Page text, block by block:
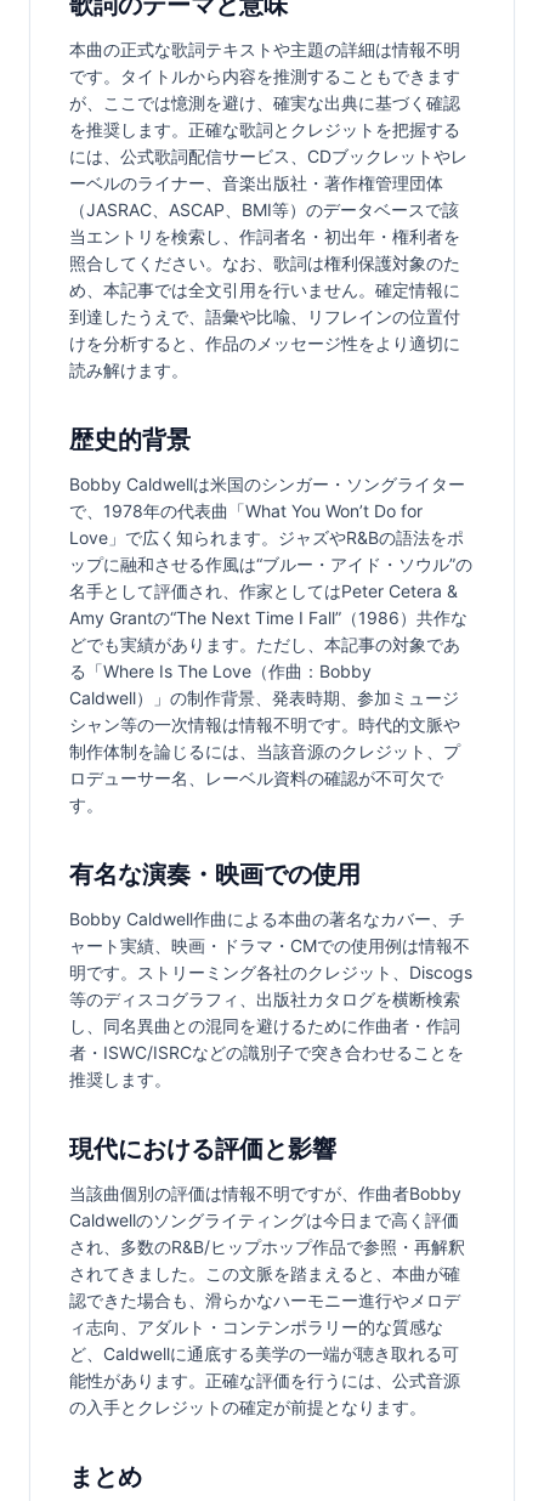
本曲の正式な歌詞テキストや主題の詳細は情報不明
です。タイトルから内容を推測することもできます
が、ここでは憶測を避け、確実な出典に基づく確認
を推奨します。正確な歌詞とクレジットを把握する
には、公式歌詞配信サービス、CDブックレットやレ
ーベルのライナー、音楽出版社・著作権管理団体
（JASRAC、ASCAP、BMI等）のデータベースで該
当エントリを検索し、作詞者名・初出年・権利者を
照合してください。なお、歌詞は権利保護対象のた
め、本記事では全文引用を行いません。確定情報に
到達したうえで、語彙や比喩、リフレインの位置付
けを分析すると、作品のメッセージ性をより適切に
読み解けます。
歴史的背景
Bobby Caldwellは米国のシンガー・ソングライター
で、1978年の代表曲「What You Won’t Do for
Love」で広く知られます。ジャズやR&Bの語法をポ
ップに融和させる作風は“ブルー・アイド・ソウル”の
名手として評価され、作家としてはPeter Cetera &
Amy Grantの“The Next Time I Fall”（1986）共作な
どでも実績があります。ただし、本記事の対象であ
る「Where Is The Love（作曲：Bobby
Caldwell）」の制作背景、発表時期、参加ミュージ
シャン等の一次情報は情報不明です。時代的文脈や
制作体制を論じるには、当該音源のクレジット、プ
ロデューサー名、レーベル資料の確認が不可欠で
す。
有名な演奏・映画での使用
Bobby Caldwell作曲による本曲の著名なカバー、チ
ャート実績、映画・ドラマ・CMでの使用例は情報不
明です。ストリーミング各社のクレジット、Discogs
等のディスコグラフィ、出版社カタログを横断検索
し、同名異曲との混同を避けるために作曲者・作詞
者・ISWC/ISRCなどの識別子で突き合わせることを
推奨します。
現代における評価と影響
当該曲個別の評価は情報不明ですが、作曲者Bobby
Caldwellのソングライティングは今日まで高く評価
され、多数のR&B/ヒップホップ作品で参照・再解釈
されてきました。この文脈を踏まえると、本曲が確
認できた場合も、滑らかなハーモニー進行やメロデ
ィ志向、アダルト・コンテンポラリー的な質感な
ど、Caldwellに通底する美学の一端が聴き取れる可
能性があります。正確な評価を行うには、公式音源
の入手とクレジットの確定が前提となります。
まとめ